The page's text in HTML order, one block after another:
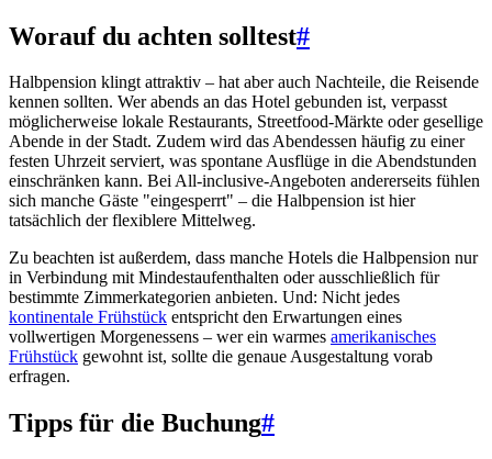
Worauf du achten solltest#
Halbpension klingt attraktiv – hat aber auch Nachteile, die Reisende
kennen sollten. Wer abends an das Hotel gebunden ist, verpasst
möglicherweise lokale Restaurants, Streetfood-Märkte oder gesellige
Abende in der Stadt. Zudem wird das Abendessen häufig zu einer
festen Uhrzeit serviert, was spontane Ausflüge in die Abendstunden
einschränken kann. Bei All-inclusive-Angeboten andererseits fühlen
sich manche Gäste "eingesperrt" – die Halbpension ist hier
tatsächlich der flexiblere Mittelweg.
Zu beachten ist außerdem, dass manche Hotels die Halbpension nur
in Verbindung mit Mindestaufenthalten oder ausschließlich für
bestimmte Zimmerkategorien anbieten. Und: Nicht jedes
kontinentale Frühstück entspricht den Erwartungen eines
vollwertigen Morgenessens – wer ein warmes amerikanisches
Frühstück gewohnt ist, sollte die genaue Ausgestaltung vorab
erfragen.
Tipps für die Buchung#